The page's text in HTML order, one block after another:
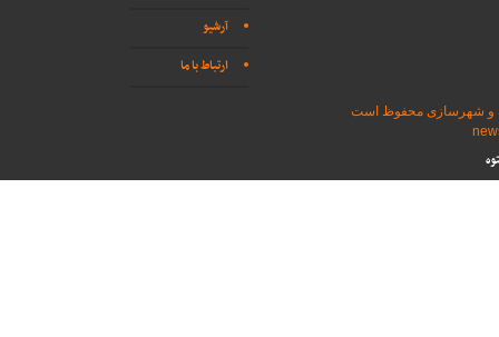
آرشیو
ارتباط با ما
و شهرسازی محفوظ است